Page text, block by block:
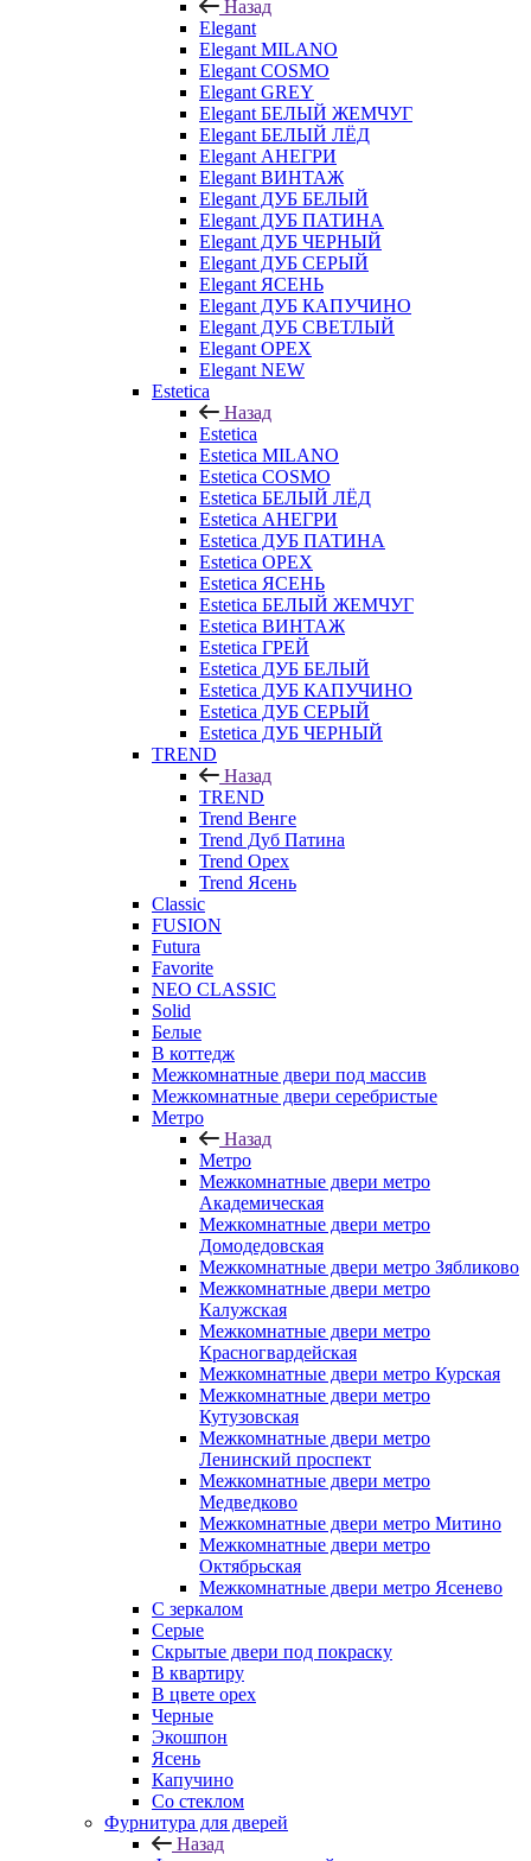
Назад
Elegant
Elegant MILANO
Elegant COSMO
Elegant GREY
Elegant БЕЛЫЙ ЖЕМЧУГ
Elegant БЕЛЫЙ ЛЁД
Elegant АНЕГРИ
Elegant ВИНТАЖ
Elegant ДУБ БЕЛЫЙ
Elegant ДУБ ПАТИНА
Elegant ДУБ ЧЕРНЫЙ
Elegant ДУБ СЕРЫЙ
Elegant ЯСЕНЬ
Elegant ДУБ КАПУЧИНО
Elegant ДУБ СВЕТЛЫЙ
Elegant ОРЕХ
Elegant NEW
Estetica
Назад
Estetica
Estetica MILANO
Estetica COSMO
Estetica БЕЛЫЙ ЛЁД
Estetica АНЕГРИ
Estetica ДУБ ПАТИНА
Estetica ОРЕХ
Estetica ЯСЕНЬ
Estetica БЕЛЫЙ ЖЕМЧУГ
Estetica ВИНТАЖ
Estetica ГРЕЙ
Estetica ДУБ БЕЛЫЙ
Estetica ДУБ КАПУЧИНО
Estetica ДУБ СЕРЫЙ
Estetica ДУБ ЧЕРНЫЙ
TREND
Назад
TREND
Trend Венге
Trend Дуб Патина
Trend Орех
Trend Ясень
Classic
FUSION
Futura
Favorite
NEO CLASSIC
Solid
Белые
В коттедж
Межкомнатные двери под массив
Межкомнатные двери серебристые
Метро
Назад
Метро
Межкомнатные двери метро
Академическая
Межкомнатные двери метро
Домодедовская
Межкомнатные двери метро Зябликово
Межкомнатные двери метро
Калужская
Межкомнатные двери метро
Красногвардейская
Межкомнатные двери метро Курская
Межкомнатные двери метро
Кутузовская
Межкомнатные двери метро
Ленинский проспект
Межкомнатные двери метро
Медведково
Межкомнатные двери метро Митино
Межкомнатные двери метро
Октябрьская
Межкомнатные двери метро Ясенево
С зеркалом
Серые
Скрытые двери под покраску
В квартиру
В цвете орех
Черные
Экошпон
Ясень
Капучино
Со стеклом
Фурнитура для дверей
Назад